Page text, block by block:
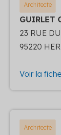
Architecte
GUIRLET
23 RUE
95220
Voir la
Architecte